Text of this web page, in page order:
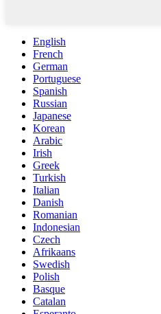
English
French
German
Portuguese
Spanish
Russian
Japanese
Korean
Arabic
Irish
Greek
Turkish
Italian
Danish
Romanian
Indonesian
Czech
Afrikaans
Swedish
Polish
Basque
Catalan